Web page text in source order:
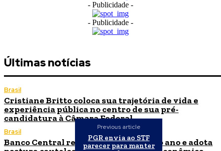
- Publicidade -
- Publicidade -
Últimas notícias
Brasil
Cristiane Britto coloca sua trajetória de vida e
experiência pública no centro de sua pré-
candidatura à Câmara Federal
Brasil
Banco Central reduz Selic para 14% ao ano e adota
Previous article
PGR envia ao STF
parecer para manter